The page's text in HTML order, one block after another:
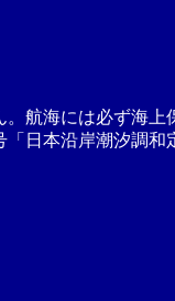
航海には必ず海上
日本沿岸潮汐調和